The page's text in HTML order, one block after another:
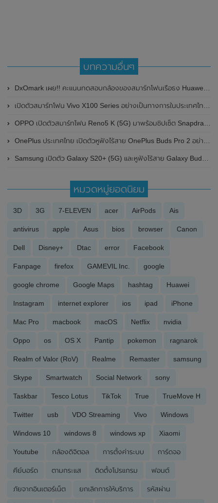
บทความอื่นๆ
DxOmark เผย!! คะแนนทดสอบกล้องของสมาร์ทโฟนเรือธง Huawei P50 Pro ได้สูงสุดเท่าที่เคยมีมา
เปิดตัวสมาร์ทโฟน Vivo X100 Series อย่างเป็นทางการในประเทศไทย ในราคาเริ่มต้น 26,999 บาท
OPPO เปิดตัวสมาร์ทโฟน Reno5 K (5G) มาพร้อมชิปเซ็ต Snapdragon 750G , หน้าจอ Super AMOLED / 90 Hz และรองรับชาร์จไว 65 W
OnePlus ประเทศไทย เปิดตัวหูฟังไร้สาย OnePlus Buds Pro 2 อย่างเป็นทางการแล้ว
Samsung เปิดตัว Galaxy S20+ (5G) และหูฟังไร้สาย Galaxy Buds+ เวอร์ชั่นพิเศษ BTS Edition อย่างเป็นทางการ
หมวดหมู่ยอดนิยม
3D 3G 7-ELEVEN acer AirPods Ais
antivirus apple Asus bios browser Canon
Dell Disney+ Dtac error Facebook
Fanpage firefox GAMEVIL Inc. google
google chrome Google Maps hashtag Huawei
Instagram internet explorer ios ipad iPhone
Mac Pro macbook macOS Netflix nvidia
Oppo os OS X Pantip pokemon ragnarok
Realm of Valor (RoV) Realme Remaster samsung
Skype Smartwatch Social Network sony
Taskbar Tesco Lotus TikTok True TrueMove H
Twitter usb VDO Streaming Vivo Windows
Windows 10 windows 8 windows xp Xiaomi
Youtube กล้องดิจิตอล การตั้งค่าระบบ การ์ดจอ
คีย์บอร์ด ตามกระแส ติดตั้งโปรแกรม ฟอนต์
ภัยจากอินเตอร์เน็ต ยกเลิกการให้บริการ รหัสผ่าน